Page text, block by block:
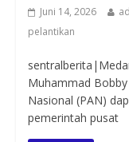
Juni 14, 2026
pelantikan
Muhammad
Nasional (PAN)
pemerintah pusat